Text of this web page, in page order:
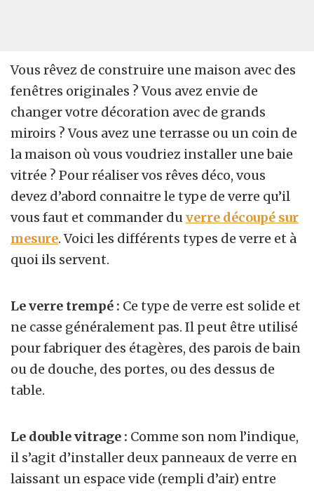
Vous rêvez de construire une maison avec des
fenêtres originales ? Vous avez envie de
changer votre décoration avec de grands
miroirs ? Vous avez une terrasse ou un coin de
la maison où vous voudriez installer une baie
vitrée ? Pour réaliser vos rêves déco, vous
devez d’abord connaitre le type de verre qu’il
vous faut et commander duverre découpé sur
mesure. Voici les différents types de verre et à
quoi ils servent.
Le verre trempé : Ce type de verre est solide et
ne casse généralement pas. Il peut être utilisé
pour fabriquer des étagères, des parois de bain
ou de douche, des portes, ou des dessus de
table.
Le double vitrage : Comme son nom l’indique,
il s’agit d’installer deux panneaux de verre en
laissant un espace vide (rempli d’air) entre